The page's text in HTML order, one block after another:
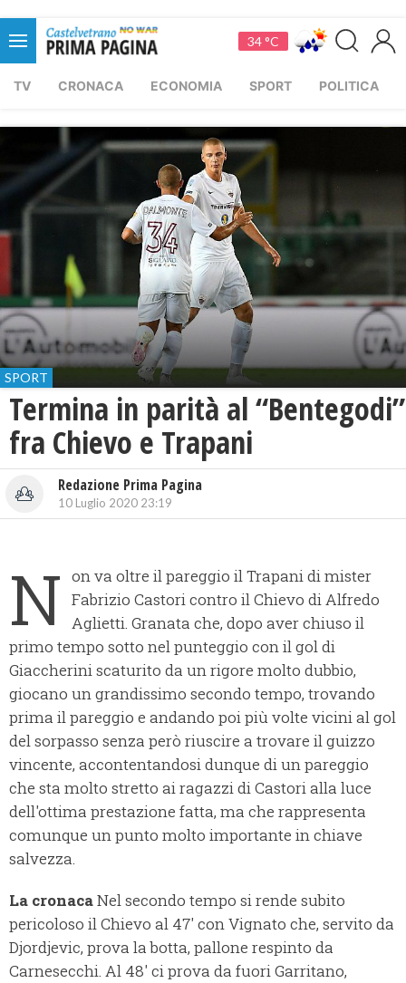
34 °C
TV CRONACA ECONOMIA SPORT POLITICA
SPORT
Termina in parità al “Bentegodi”
fra Chievo e Trapani
Redazione Prima Pagina
10 Luglio 2020 23:19
N on va oltre il pareggio il Trapani di mister
Fabrizio Castori contro il Chievo di Alfredo
Aglietti. Granata che, dopo aver chiuso il
primo tempo sotto nel punteggio con il gol di
Giaccherini scaturito da un rigore molto dubbio,
giocano un grandissimo secondo tempo, trovando
prima il pareggio e andando poi più volte vicini al gol
del sorpasso senza però riuscire a trovare il guizzo
vincente, accontentandosi dunque di un pareggio
che sta molto stretto ai ragazzi di Castori alla luce
dell'ottima prestazione fatta, ma che rappresenta
comunque un punto molto importante in chiave
salvezza.
La cronacaNel secondo tempo si rende subito
pericoloso il Chievo al 47' con Vignato che, servito da
Djordjevic, prova la botta, pallone respinto da
Carnesecchi. Al 48' ci prova da fuori Garritano,